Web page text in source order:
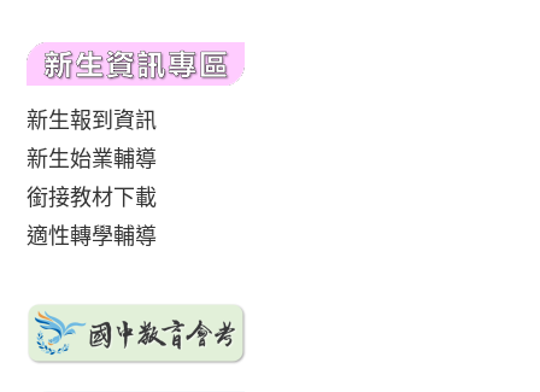
新生報到資訊
新生始業輔導
銜接教材下載
適性轉學輔導